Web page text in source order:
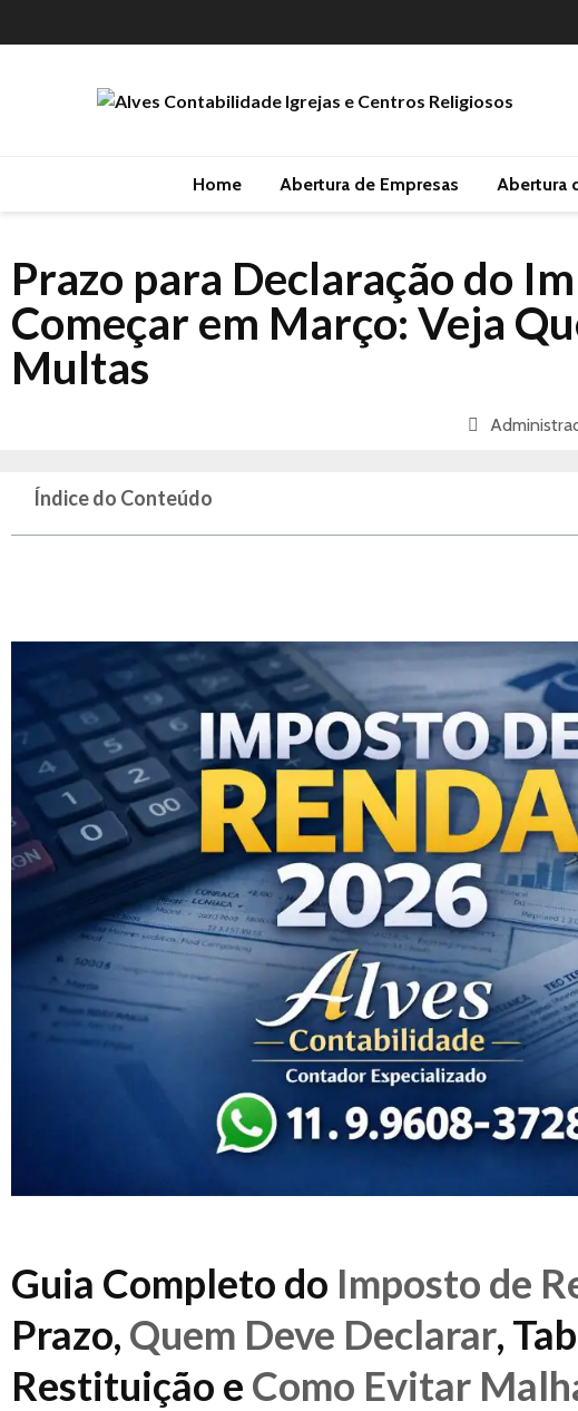
Home Abertura de Empresas Abertura
Prazo para Declaração do
Começar em Março: Veja
Multas
Índice do Conteúdo
Guia Completo do Imposto de
Prazo, Quem Deve Declarar,
Restituição e Como Evitar